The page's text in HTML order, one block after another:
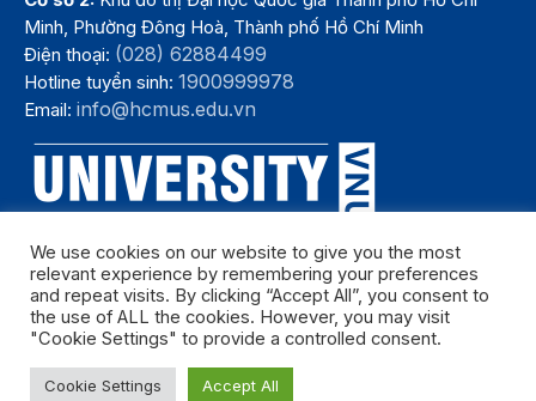
Minh, Phường Đông Hoà, Thành phố Hồ Chí Minh
Điện thoại: (028) 62884499
Hotline tuyển sinh:1900999978
Email:info@hcmus.edu.vn
Bản quyền thuộc Trường Đại học Khoa học tự nhiên, Đại học Quốc
We use cookies on our website to give you the most
relevant experience by remembering your preferences
and repeat visits. By clicking “Accept All”, you consent to
the use of ALL the cookies. However, you may visit
"Cookie Settings" to provide a controlled consent.
Cookie Settings Accept All